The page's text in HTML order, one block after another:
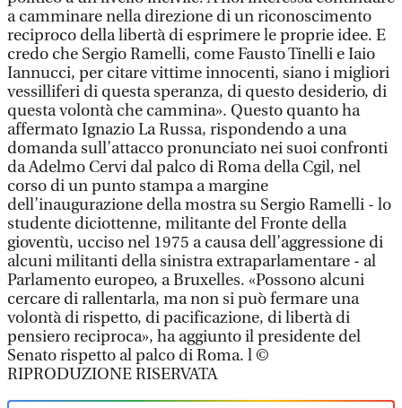
a camminare nella direzione di un riconoscimento
reciproco della libertà di esprimere le proprie idee. E
credo che Sergio Ramelli, come Fausto Tinelli e Iaio
Iannucci, per citare vittime innocenti, siano i migliori
vessilliferi di questa speranza, di questo desiderio, di
questa volontà che cammina». Questo quanto ha
affermato Ignazio La Russa, rispondendo a una
domanda sull’attacco pronunciato nei suoi confronti
da Adelmo Cervi dal palco di Roma della Cgil, nel
corso di un punto stampa a margine
dell’inaugurazione della mostra su Sergio Ramelli - lo
studente diciottenne, militante del Fronte della
gioventù, ucciso nel 1975 a causa dell’aggressione di
alcuni militanti della sinistra extraparlamentare - al
Parlamento europeo, a Bruxelles. «Possono alcuni
cercare di rallentarla, ma non si può fermare una
volontà di rispetto, di pacificazione, di libertà di
pensiero reciproca», ha aggiunto il presidente del
Senato rispetto al palco di Roma. l ©
RIPRODUZIONE RISERVATA